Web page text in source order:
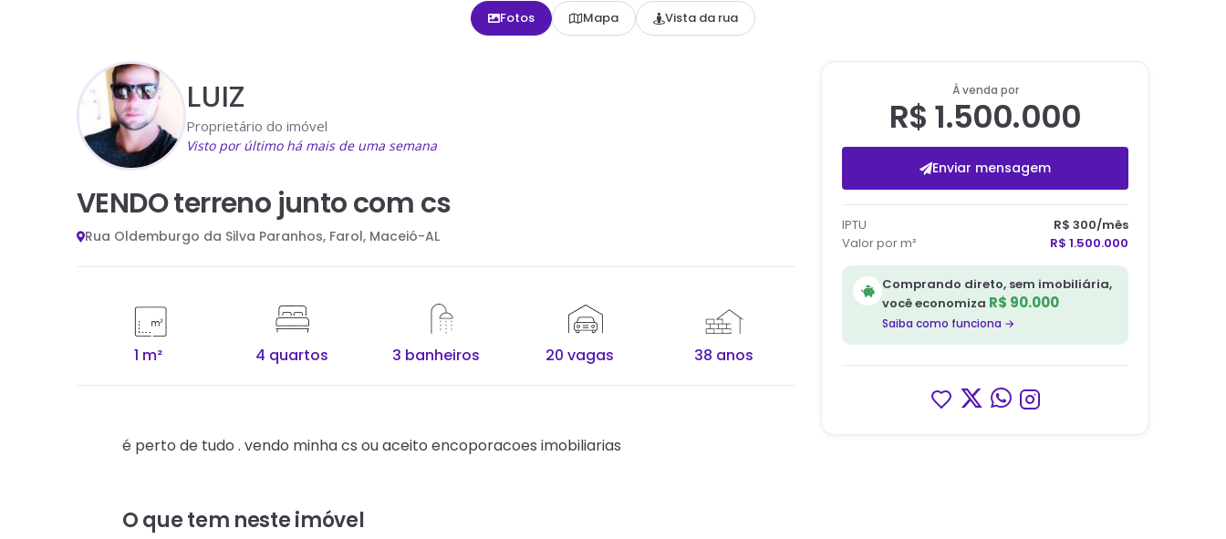
Fotos Mapa Vista da rua
LUIZ
Proprietário do imóvel
Visto por último há mais de uma semana
VENDO terreno junto com cs
Rua Oldemburgo da Silva Paranhos, Farol, Maceió-AL
1 m² 4 quartos 3 banheiros 20 vagas 38 anos
é perto de tudo . vendo minha cs ou aceito encoporacoes imobiliarias
O que tem neste imóvel
À venda por
R$ 1.500.000
Enviar mensagem
IPTU R$ 300/mês
Valor por m²
R$ 1.500.000
Comprando direto, sem imobiliária,
você economiza R$ 90.000
Saiba como funciona →